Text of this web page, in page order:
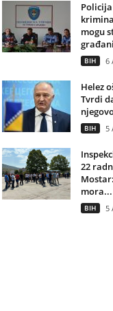
mogu
građani
BIH 6
Helez
Tvrdi
BIH 5
22
mora...
BIH 5